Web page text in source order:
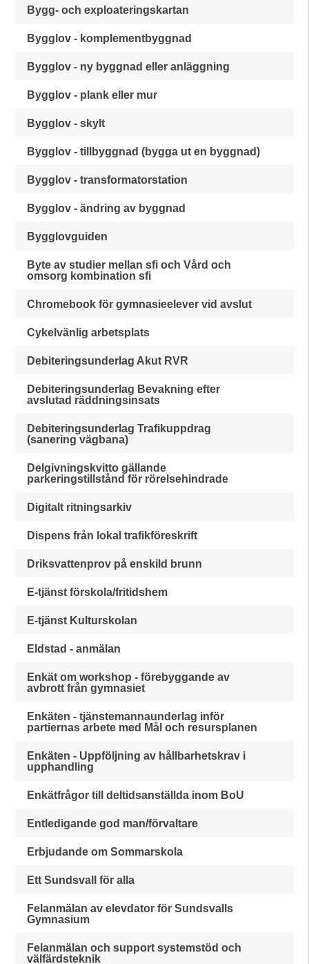
Bygg- och exploateringskartan
Bygglov - komplementbyggnad
Bygglov - ny byggnad eller anläggning
Bygglov - plank eller mur
Bygglov - skylt
Bygglov - tillbyggnad (bygga ut en byggnad)
Bygglov - transformatorstation
Bygglov - ändring av byggnad
Bygglovguiden
Byte av studier mellan sfi och Vård och
omsorg kombination sfi
Chromebook för gymnasieelever vid avslut
Cykelvänlig arbetsplats
Debiteringsunderlag Akut RVR
Debiteringsunderlag Bevakning efter
avslutad räddningsinsats
Debiteringsunderlag Trafikuppdrag
(sanering vägbana)
Delgivningskvitto gällande
parkeringstillstånd för rörelsehindrade
Digitalt ritningsarkiv
Dispens från lokal trafikföreskrift
Driksvattenprov på enskild brunn
E-tjänst förskola/fritidshem
E-tjänst Kulturskolan
Eldstad - anmälan
Enkät om workshop - förebyggande av
avbrott från gymnasiet
Enkäten - tjänstemannaunderlag inför
partiernas arbete med Mål och resursplanen
Enkäten - Uppföljning av hållbarhetskrav i
upphandling
Enkätfrågor till deltidsanställda inom BoU
Entledigande god man/förvaltare
Erbjudande om Sommarskola
Ett Sundsvall för alla
Felanmälan av elevdator för Sundsvalls
Gymnasium
Felanmälan och support systemstöd och
välfärdsteknik